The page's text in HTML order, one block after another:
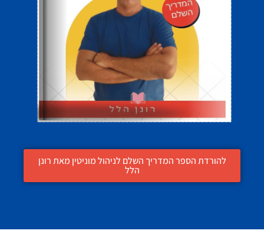
להורדת הספר המדריך השלם לניהול מוניטין מאת רונן
הלל